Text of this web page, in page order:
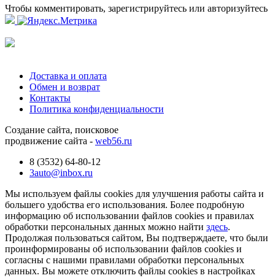
Чтобы комментировать, зарегистрируйтесь или авторизуйтесь
Доставка и оплата
Обмен и возврат
Контакты
Политика конфиденциальности
Создание сайта, поисковое
продвижение сайта - web56.ru
8 (3532) 64-80-12
3auto@inbox.ru
Мы используем файлы cookies для улучшения работы сайта и
большего удобства его использования. Более подробную
информацию об использовании файлов cookies и правилах
обработки персональных данных можно найти здесь.
Продолжая пользоваться сайтом, Вы подтверждаете, что были
проинформированы об использовании файлов cookies и
согласны с нашими правилами обработки персональных
данных. Вы можете отключить файлы cookies в настройках